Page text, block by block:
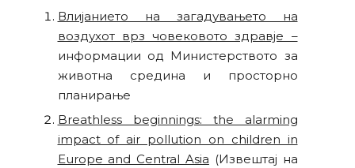
Влијанието на загадувањето на
воздухот врз човековото здравје –
информации од Министерството за
животна средина и просторно
планирање
Breathless beginnings: the alarming
impact of air pollution on children in
Europe and Central Asia (Извештај на